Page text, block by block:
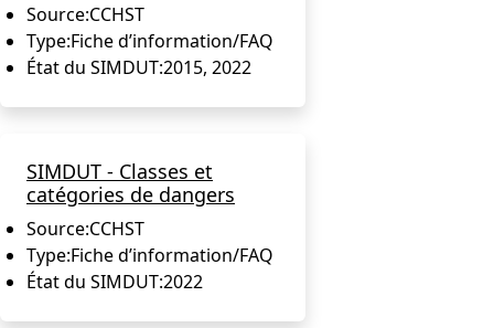
Source:CCHST
Type:Fiche d’information/FAQ
État du SIMDUT:2015, 2022
SIMDUT - Classes et
catégories de dangers
Source:CCHST
Type:Fiche d’information/FAQ
État du SIMDUT:2022